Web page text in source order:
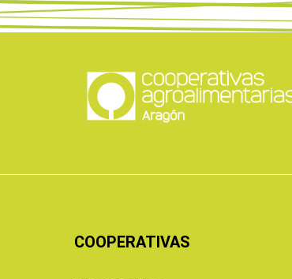
COOPERATIVAS